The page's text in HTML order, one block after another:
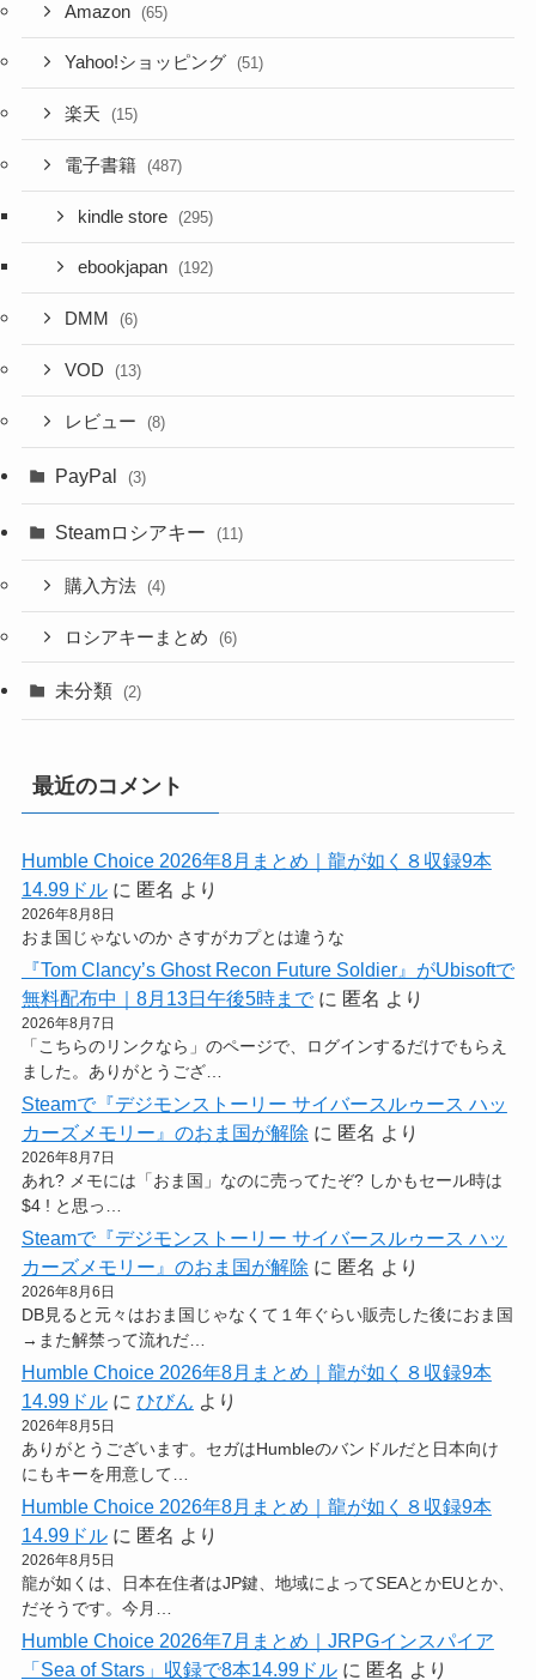
Amazon (65)
Yahoo!ショッピング (51)
楽天 (15)
電子書籍 (487)
kindle store (295)
ebookjapan (192)
DMM (6)
VOD (13)
レビュー (8)
PayPal (3)
Steamロシアキー (11)
購入方法 (4)
ロシアキーまとめ (6)
未分類 (2)
最近のコメント
Humble Choice 2026年8月まとめ｜龍が如く８収録9本
14.99ドルに 匿名 より
2026年8月8日
おま国じゃないのか さすがカプとは違うな
『Tom Clancy’s Ghost Recon Future Soldier』がUbisoftで
無料配布中｜8月13日午後5時までに 匿名 より
2026年8月7日
「こちらのリンクなら」のページで、ログインするだけでもらえ
ました。ありがとうござ…
Steamで『デジモンストーリー サイバースルゥース ハッ
カーズメモリー』のおま国が解除 に 匿名 より
2026年8月7日
あれ? メモには「おま国」なのに売ってたぞ? しかもセール時は
$4 ! と思っ…
Steamで『デジモンストーリー サイバースルゥース ハッ
カーズメモリー』のおま国が解除 に 匿名 より
2026年8月6日
DB見ると元々はおま国じゃなくて１年ぐらい販売した後におま国
→また解禁って流れだ…
Humble Choice 2026年8月まとめ｜龍が如く８収録9本
14.99ドルに ひびん より
2026年8月5日
ありがとうございます。セガはHumbleのバンドルだと日本向け
にもキーを用意して…
Humble Choice 2026年8月まとめ｜龍が如く８収録9本
14.99ドルに 匿名 より
2026年8月5日
龍が如くは、日本在住者はJP鍵、地域によってSEAとかEUとか、
だそうです。今月…
Humble Choice 2026年7月まとめ｜JRPGインスパイア
「Sea of Stars」収録で8本14.99ドルに 匿名 より